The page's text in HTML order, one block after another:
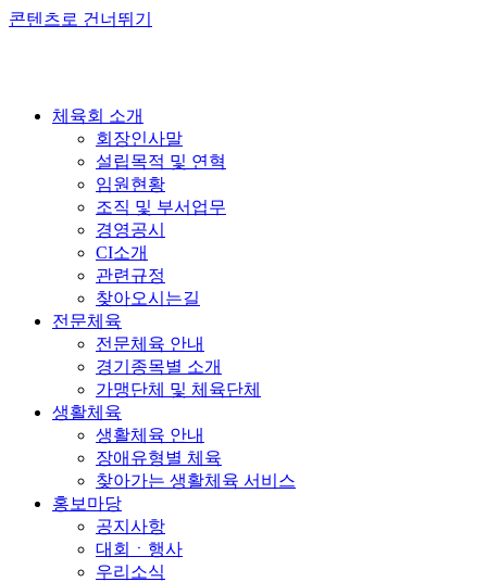
콘텐츠로 건너뛰기
체육회 소개
회장인사말
설립목적 및 연혁
임원현황
조직 및 부서업무
경영공시
CI소개
관련규정
찾아오시는길
전문체육
전문체육 안내
경기종목별 소개
가맹단체 및 체육단체
생활체육
생활체육 안내
장애유형별 체육
찾아가는 생활체육 서비스
홍보마당
공지사항
대회ㆍ행사
우리소식